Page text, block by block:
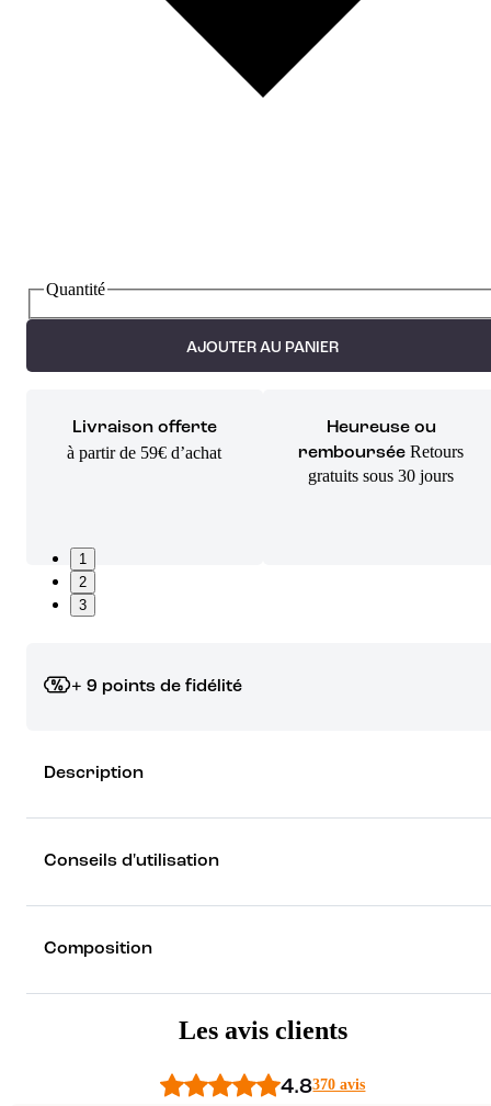
Quantité
AJOUTER AU PANIER
Livraison offerte
à partir de 59€ d’achat
Heureuse ou
remboursée Retours
gratuits sous 30 jours
1
2
3
+ 9 points de fidélité
rêver !
Découvrez les récompenses
Description
Conseils d'utilisation
Composition
Les avis clients
4.8370 avis